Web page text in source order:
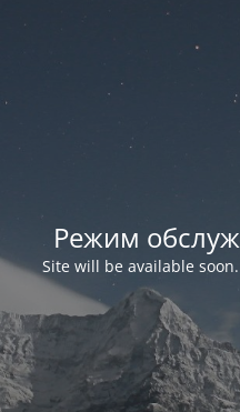
Режим
Site will be available